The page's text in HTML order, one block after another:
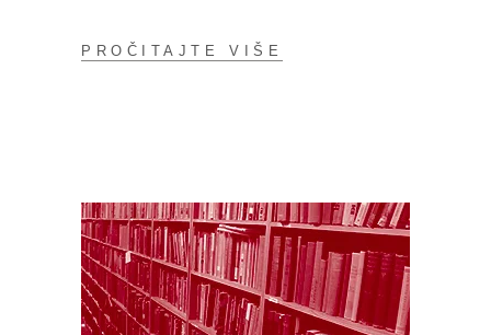
PROČITAJTE VIŠE